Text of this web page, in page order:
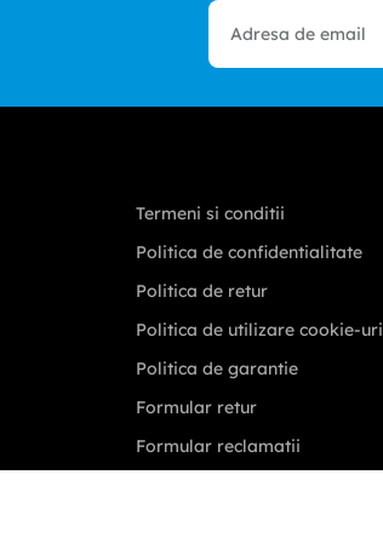
Termeni si conditii
Politica de confidentialitate
Politica de retur
Politica de utilizare cookie-uri
Politica de garantie
Formular retur
Formular reclamatii